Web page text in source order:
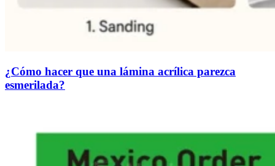
¿Cómo hacer que una lámina acrílica parezca
esmerilada?